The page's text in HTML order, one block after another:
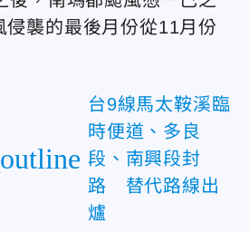
侵襲的最後月份從11月份
台9線馬太鞍溪臨
時便道、多良
段、南興段封
路 替代路線出
爐